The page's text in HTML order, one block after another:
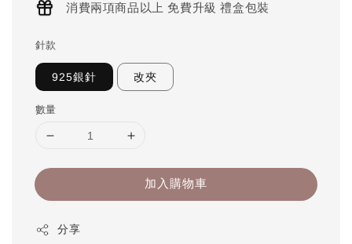
消費兩項商品以上 免費升級 禮盒包裝
針款
925銀針 改夾
數量
加入購物車
分享